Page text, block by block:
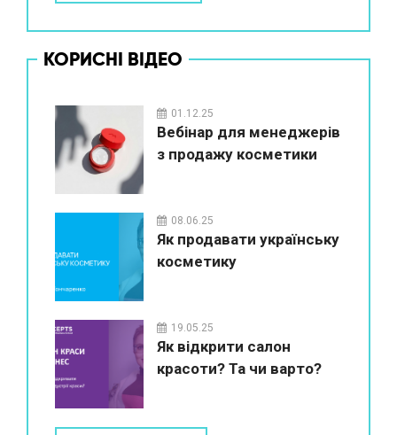
КОРИСНІ ВІДЕО
01.12.25
Вебінар для менеджерів
з продажу косметики
08.06.25
Як продавати українську
косметику
19.05.25
Як відкрити салон
красоти? Та чи варто?